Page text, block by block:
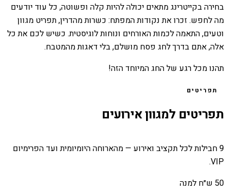
בחירה בקייטרינג מתאים יכולה להיות קלה ופשוטה, כל עוד יודעים
מה לחפש. זכרו את נקודות המפתח: כשרות מהדרין, תפריט מגוון
וטעים, התאמה לכמות האורחים ונוחות לוגיסטית. כשיש לכם את כל
אלה, אתם בדרך לחג פסח מושלם, בלי דאגות מהמטבח.
תהנו מכל רגע של החג המיוחד הזה!
תפריטים
תפריטים למגוון אירועים
9 חבילות לכל תקציב ואירוע — מהארוחה היומיומית ועד הפרימיום
VIP.
50 ש״ח למנה